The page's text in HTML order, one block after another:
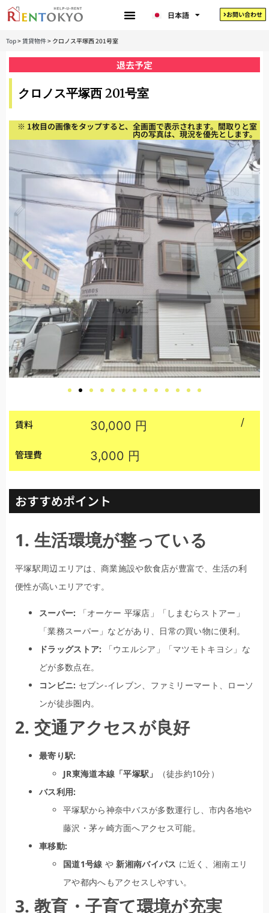
日本語
Tiếng Việt
お問い合わせ
Top>賃貸物件> クロノス平塚西 201号室
クロノス平塚西 201号室
退去予定
※ 1枚目の画像をタップすると、全画面で表示されます。間取りと室
内の写真は、現況を優先とします。
賃料 30,000 円 /
管理費 3,000 円
おすすめポイント
1. 生活環境が整っている
平塚駅周辺エリアは、商業施設や飲食店が豊富で、生活の利
便性が高いエリアです。
スーパー: 「オーケー 平塚店」「しまむらストアー」
「業務スーパー」などがあり、日常の買い物に便利。
ドラッグストア: 「ウエルシア」「マツモトキヨシ」な
どが多数点在。
コンビニ: セブン-イレブン、ファミリーマート、ローソ
ンが徒歩圏内。
2. 交通アクセスが良好
最寄り駅:
JR東海道本線「平塚駅」
（徒歩約10分）
バス利用:
平塚駅から神奈中バスが多数運行し、市内各地や
藤沢・茅ヶ崎方面へアクセス可能。
車移動:
国道1号線 や新湘南バイパス に近く、湘南エリ
アや都内へもアクセスしやすい。
3. 教育・子育て環境が充実